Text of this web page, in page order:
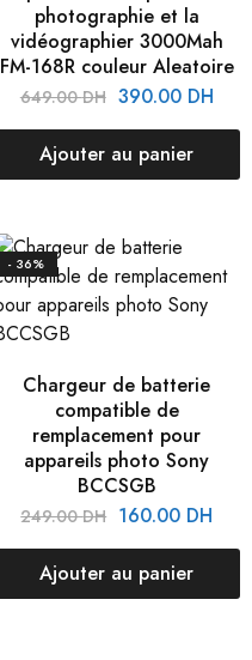
photographie et la
vidéographier 3000Mah
FM-168R couleur Aleatoire
649.00DH 390.00 DH
Ajouter au panier
- 36%
Chargeur de batterie
compatible de
remplacement pour
appareils photo Sony
BCCSGB
249.00DH 160.00 DH
Ajouter au panier